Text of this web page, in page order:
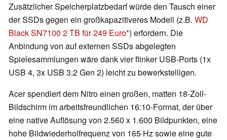
Zusätzlicher Speicherplatzbedarf würde den Tausch einer
der SSDs gegen ein großkapazitiveres Modell (z.B. WD
Black SN7100 2 TB für 249 Euro ) erfordern. Die
Anbindung von auf externen SSDs abgelegten
Spielesammlungen wäre dank vier flinker USB-Ports (1x
USB 4, 3x USB 3.2 Gen 2) leicht zu bewerkstelligen.
Acer spendiert dem Nitro einen großen, matten 18-Zoll-
Bildschirm im arbeitsfreundlichen 16:10-Format, der über
eine native Auflösung von 2.560 x 1.600 Bildpunkten, eine
hohe Bildwiederholfrequenz von 165 Hz sowie eine gute